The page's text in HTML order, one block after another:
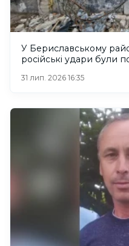
У Бериславському
російські удари були
31 лип. 2026 16:35